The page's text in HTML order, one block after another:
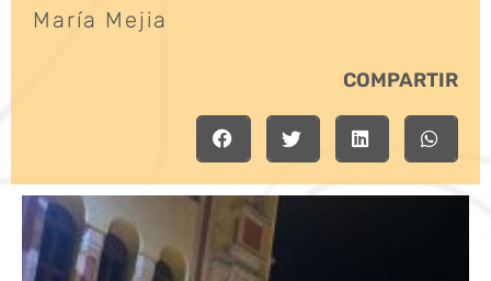
María Mejia
COMPARTIR